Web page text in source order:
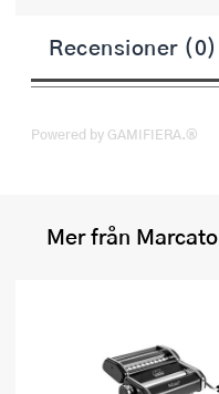
Recensioner (0)
Powered by GAMIFIERA.®
Mer från Marcato